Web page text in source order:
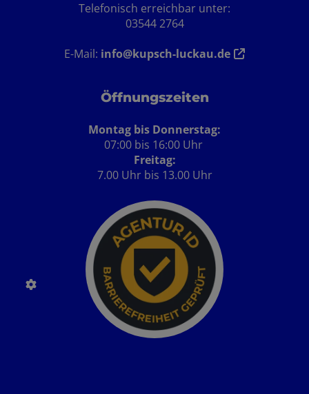
Telefonisch erreichbar unter:
03544 2764
E-Mail: info@kupsch-luckau.de
Öffnungszeiten
Montag bis Donnerstag:
07:00 bis 16:00 Uhr
Freitag:
7.00 Uhr bis 13.00 Uhr